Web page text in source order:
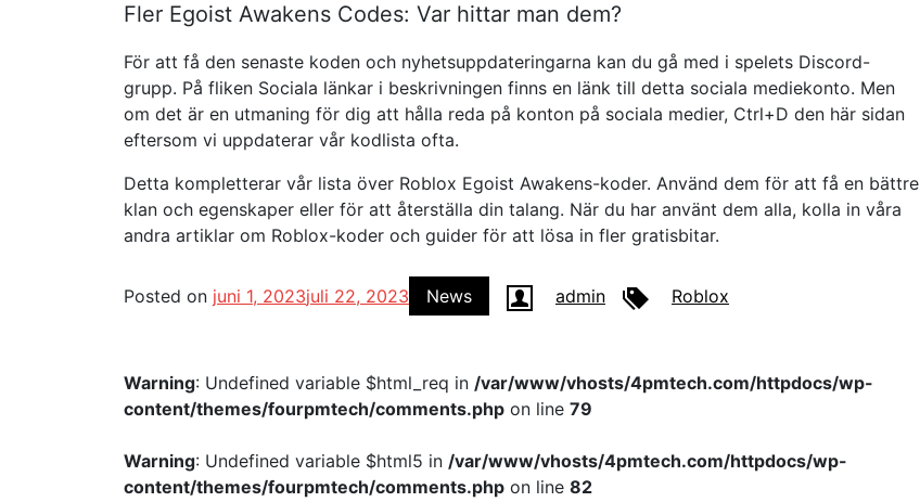
Fler Egoist Awakens Codes: Var hittar man dem?
För att få den senaste koden och nyhetsuppdateringarna kan du gå med i spelets Discord-
grupp. På fliken Sociala länkar i beskrivningen finns en länk till detta sociala mediekonto. Men
om det är en utmaning för dig att hålla reda på konton på sociala medier, Ctrl+D den här sidan
eftersom vi uppdaterar vår kodlista ofta.
Detta kompletterar vår lista över Roblox Egoist Awakens-koder. Använd dem för att få en bättre
klan och egenskaper eller för att återställa din talang. När du har använt dem alla, kolla in våra
andra artiklar om Roblox-koder och guider för att lösa in fler gratisbitar.
Posted on juni 1, 2023juli 22, 2023 News admin Roblox
Warning: Undefined variable $html_req in /var/www/vhosts/4pmtech.com/httpdocs/wp-
content/themes/fourpmtech/comments.php on line 79
Warning: Undefined variable $html5 in /var/www/vhosts/4pmtech.com/httpdocs/wp-
content/themes/fourpmtech/comments.php on line 82